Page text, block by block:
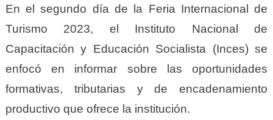
En el segundo día de la Feria Internacional de
Turismo 2023, el Instituto Nacional de
Capacitación y Educación Socialista (Inces) se
enfocó en informar sobre las oportunidades
formativas, tributarias y de encadenamiento
productivo que ofrece la institución.